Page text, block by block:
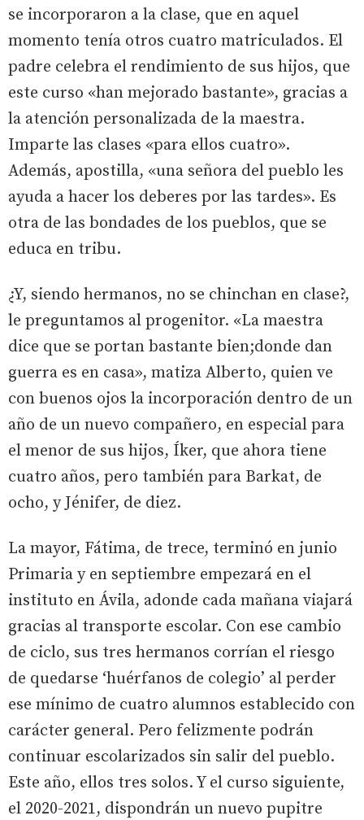
se incorporaron a la clase, que en aquel
momento tenía otros cuatro matriculados. El
padre celebra el rendimiento de sus hijos, que
este curso «han mejorado bastante», gracias a
la atención personalizada de la maestra.
Imparte las clases «para ellos cuatro».
Además, apostilla, «una señora del pueblo les
ayuda a hacer los deberes por las tardes». Es
otra de las bondades de los pueblos, que se
educa en tribu.
¿Y, siendo hermanos, no se chinchan en clase?,
le preguntamos al progenitor. «La maestra
dice que se portan bastante bien;donde dan
guerra es en casa», matiza Alberto, quien ve
con buenos ojos la incorporación dentro de un
año de un nuevo compañero, en especial para
el menor de sus hijos, Íker, que ahora tiene
cuatro años, pero también para Barkat, de
ocho, y Jénifer, de diez.
La mayor, Fátima, de trece, terminó en junio
Primaria y en septiembre empezará en el
instituto en Ávila, adonde cada mañana viajará
gracias al transporte escolar. Con ese cambio
de ciclo, sus tres hermanos corrían el riesgo
de quedarse ‘huérfanos de colegio’ al perder
ese mínimo de cuatro alumnos establecido con
carácter general. Pero felizmente podrán
continuar escolarizados sin salir del pueblo.
Este año, ellos tres solos. Y el curso siguiente,
el 2020-2021, dispondrán un nuevo pupitre